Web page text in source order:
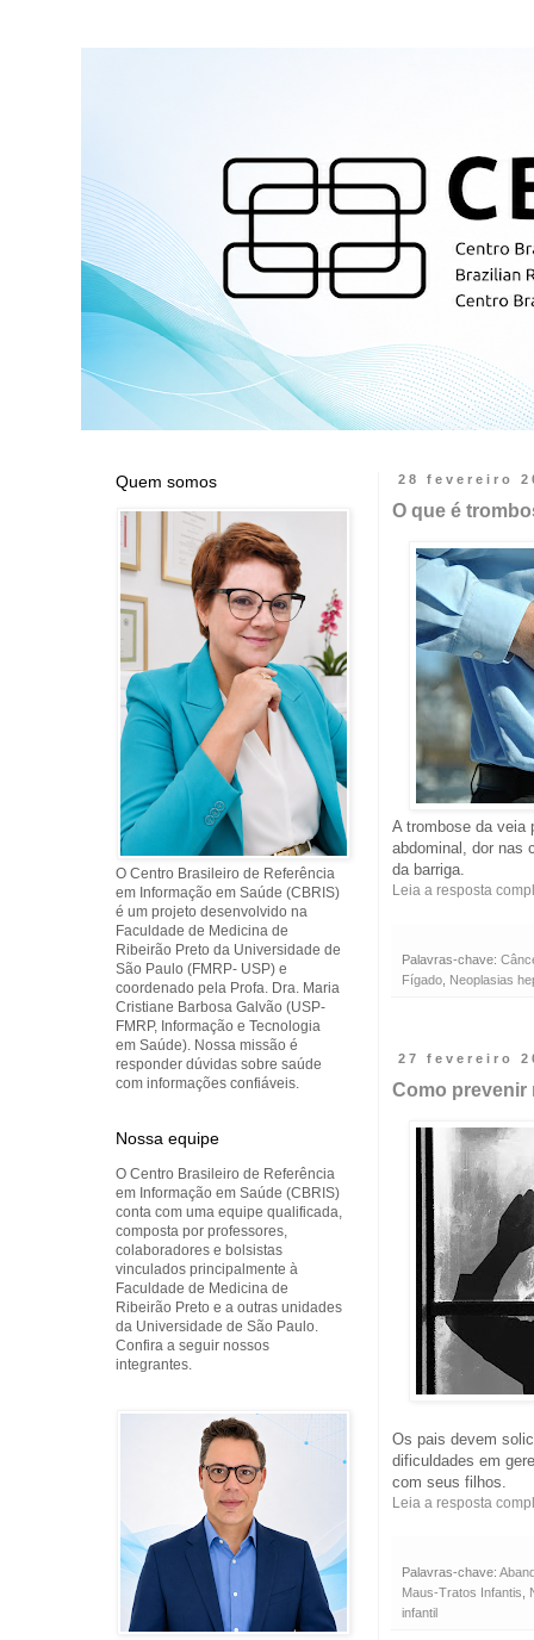
28 fevereiro
O que é
A trombose da veia
abdominal, dor nas
da barriga.
Leia a resposta
Palavras-chave:
Fígado Neoplasias
27 fevereiro
Como prevenir
Os pais devem
dificuldades em
com seus filhos.
Leia a resposta
Palavras-chave:
Maus-Tratos Infantis
infantil
Quem somos
O Centro Brasileiro de Referência
em Informação em Saúde (CBRIS)
é um projeto desenvolvido na
Faculdade de Medicina de
Ribeirão Preto da Universidade de
São Paulo (FMRP- USP) e
coordenado pela Profa. Dra. Maria
Cristiane Barbosa Galvão (USP-
FMRP, Informação e Tecnologia
em Saúde). Nossa missão é
responder dúvidas sobre saúde
com informações confiáveis.
Nossa equipe
O Centro Brasileiro de Referência
em Informação em Saúde (CBRIS)
conta com uma equipe qualificada,
composta por professores,
colaboradores e bolsistas
vinculados principalmente à
Faculdade de Medicina de
Ribeirão Preto e a outras unidades
da Universidade de São Paulo.
Confira a seguir nossos
integrantes.